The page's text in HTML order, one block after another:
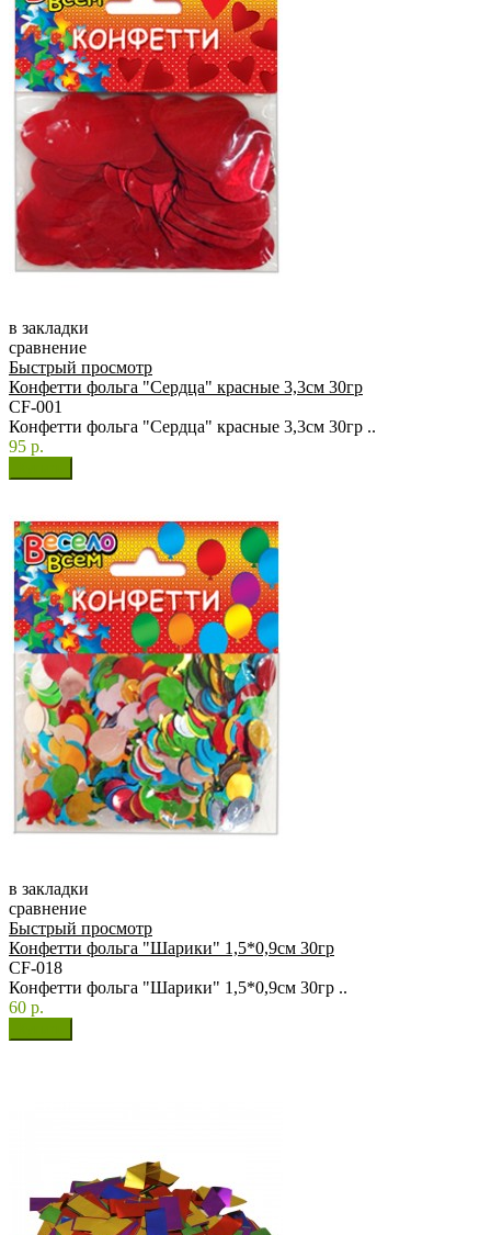
в закладки
сравнение
Быстрый просмотр
Конфетти фольга "Сердца" красные 3,3см 30гр
CF-001
Конфетти фольга "Сердца" красные 3,3см 30гр ..
95 р.
в закладки
сравнение
Быстрый просмотр
Конфетти фольга "Шарики" 1,5*0,9см 30гр
CF-018
Конфетти фольга "Шарики" 1,5*0,9см 30гр ..
60 р.